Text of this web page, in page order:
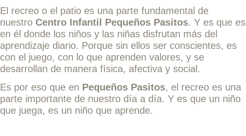
El recreo o el patio es una parte fundamental de
nuestro Centro Infantil Pequeños Pasitos. Y es que es
en él donde los niños y las niñas disfrutan más del
aprendizaje diario. Porque sin ellos ser conscientes, es
con el juego, con lo que aprenden valores, y se
desarrollan de manera física, afectiva y social.
Es por eso que en Pequeños Pasitos, el recreo es una
parte importante de nuestro día a día. Y es que un niño
que juega, es un niño que aprende.